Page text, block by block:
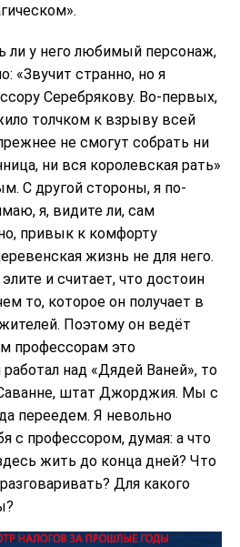
ли у него любимый персонаж,
«Звучит странно, но я
Серебрякову. Во-первых,
толчком к взрыву всей
не смогут собрать ни
ни вся королевская рать»
С другой стороны, я по-
я, видите ли, сам
привык к комфорту
жизнь не для него.
и считает, что достоин
то, которое он получает в
Поэтому он ведёт
профессорам это
над «Дядей Ваней», то
штат Джорджия. Мы с
переедем. Я невольно
с профессором, думая: а что
жить до конца дней? Что
Для какого